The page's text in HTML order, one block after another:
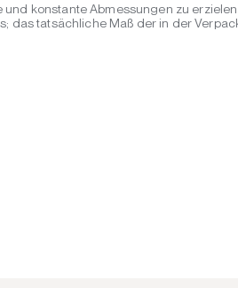
konstante Abmessungen zu
tatsächliche Maß der in der